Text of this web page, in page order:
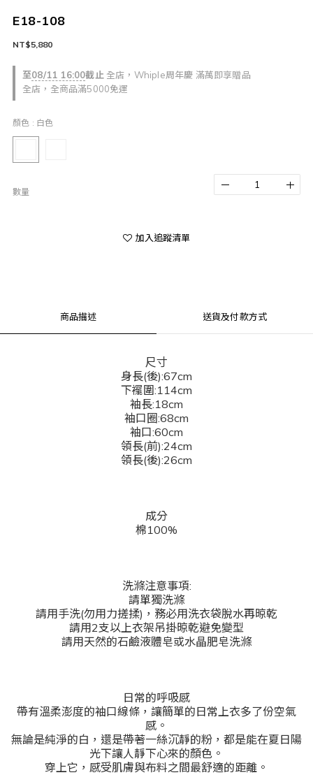
E18-108
至08/11 16:00截止 全店，Whiple周年慶 滿萬即享贈品
全店，全商品滿5000免運
NT$5,880
顏色 : 白色
數量
加入追蹤清單
商品描述 送貨及付款方式
尺寸
身長(後):67cm
下襬圍:114cm
袖長:18cm
袖口圈:68cm
袖口:60cm
領長(前):24cm
領長(後):26cm
成分
棉100%
洗滌注意事項:
請單獨洗滌
請用手洗(勿用力搓揉)，務必用洗衣袋脫水再晾乾
請用2支以上衣架吊掛晾乾避免變型
請用天然的石鹼液體皂或水晶肥皂洗滌
日常的呼吸感
帶有溫柔澎度的袖口線條，讓簡單的日常上衣多了份空氣
感。
無論是純淨的白，還是帶著一絲沉靜的粉，都是能在夏日陽
光下讓人靜下心來的顏色。
穿上它，感受肌膚與布料之間最舒適的距離。